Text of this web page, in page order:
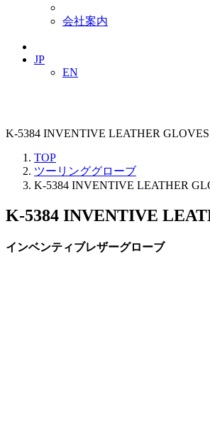
会社案内
JP
EN
K-5384 INVENTIVE LEATHER GLOVES
TOP
ツーリンググローブ
K-5384 INVENTIVE LEATHER
K-5384 INVENTIVE
インベンティブレザーグローブ